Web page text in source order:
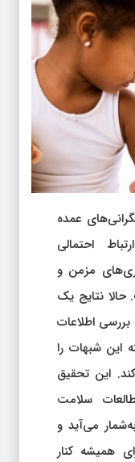
عمده
احتمالی
مزمن و
حالا نتایج یک
اطلاعات
این شبهات را
این تحقیق
سلامت
می‌آید و
همیشه کنار